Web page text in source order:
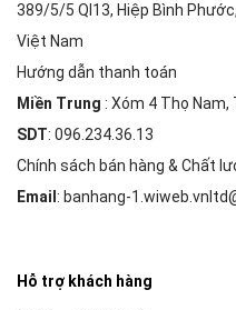
389/5/5 Ql13, Hiệp Bình
Việt Nam
Hướng dẫn thanh toán
Miền Trung : Xóm 4 Thọ Nam,
SDT: 096.234.36.13
Chính sách bán hàng & Chất
Email : banhang-
Hỗ trợ khách hàng